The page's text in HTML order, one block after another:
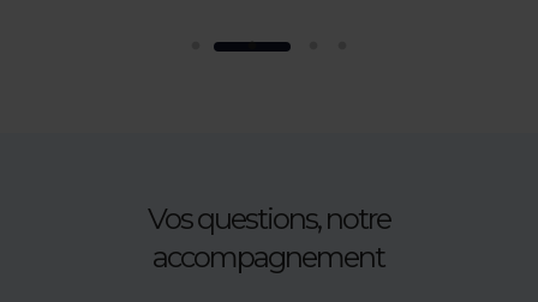
Vos questions, notre
accompagnement